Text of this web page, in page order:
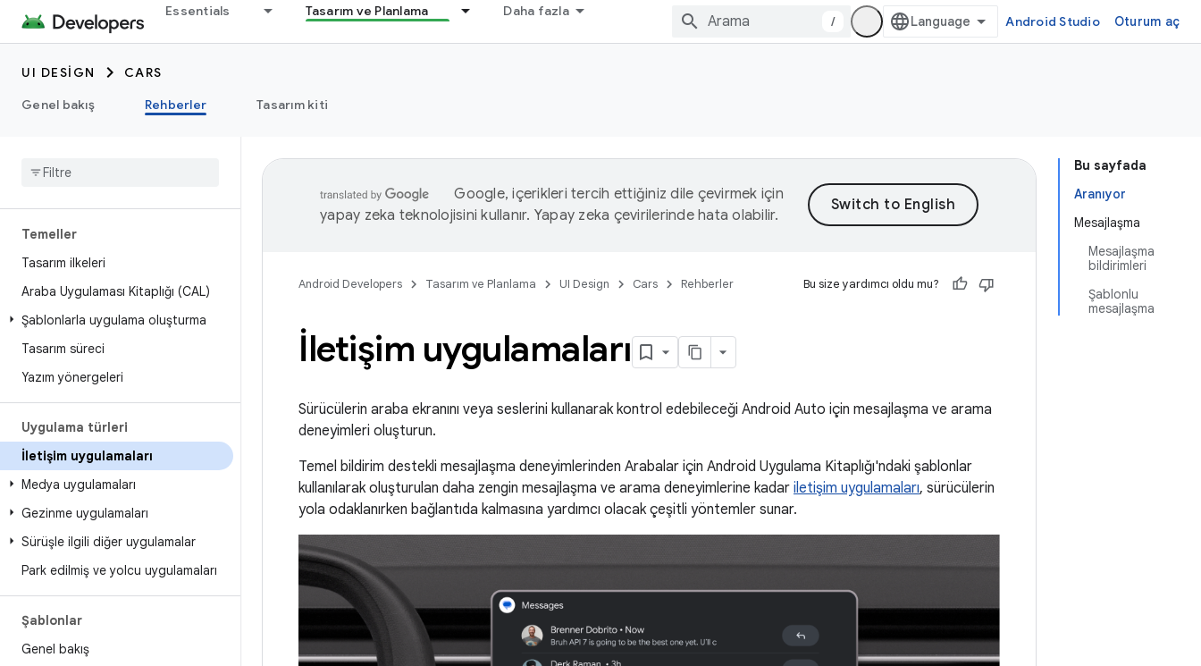
Essentials Tasarım ve Planlama Daha fazla
/ Android Studio Oturum aç
UI DESIGN
CARS
Genel bakış
Rehberler Tasarım kiti
Temeller
Tasarım ilkeleri
Araba Uygulaması Kitaplığı (CAL)
Şablonlarla uygulama oluşturma
Tasarım süreci
Yazım yönergeleri
Uygulama türleri
İletişim uygulamaları
Medya uygulamaları
Gezinme uygulamaları
Sürüşle ilgili diğer uygulamalar
Park edilmiş ve yolcu uygulamaları
Şablonlar
Genel bakış
Bu sayfada
Aranıyor
Mesajlaşma
Mesajlaşma
bildirimleri
Şablonlu
mesajlaşma
Google, içerikleri tercih ettiğiniz dile çevirmek için
yapay zeka teknolojisini kullanır. Yapay zeka çevirilerinde hata olabilir.
Android Developers Tasarım ve Planlama UI Design Cars Rehberler Bu size yardımcı oldu mu?
İletişim uygulamaları
Sürücülerin araba ekranını veya seslerini kullanarak kontrol edebileceği Android Auto için mesajlaşma ve arama
deneyimleri oluşturun.
Temel bildirim destekli mesajlaşma deneyimlerinden Arabalar için Android Uygulama Kitaplığı'ndaki şablonlar
kullanılarak oluşturulan daha zengin mesajlaşma ve arama deneyimlerine kadar iletişim uygulamaları, sürücülerin
yola odaklanırken bağlantıda kalmasına yardımcı olacak çeşitli yöntemler sunar.